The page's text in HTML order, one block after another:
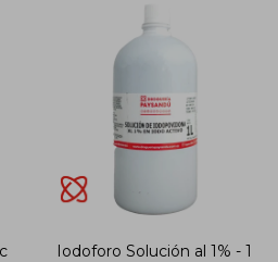
Iodoforo Solución al 1% - 1